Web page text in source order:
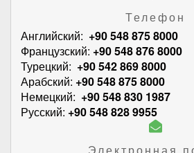
Телефон
Английский: +90 548 875 8000
Французский: +90 548 876 8000
Турецкий: +90 542 869 8000
Арабский: +90 548 875 8000
Немецкий: +90 548 830 1987
Русский: +90 548 828 9955